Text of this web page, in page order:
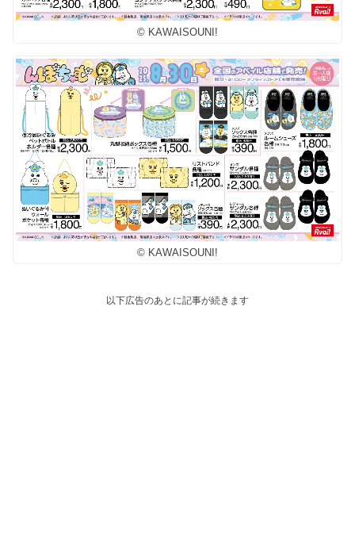
© KAWAISOUNI!
© KAWAISOUNI!
以下広告のあとに記事が続きます